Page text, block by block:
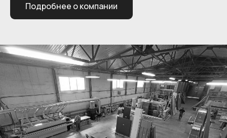
Подробнее о компании